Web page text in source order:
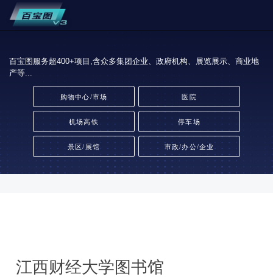
百宝图服务超400+项目,含众多集团企业、政府机构、展览展示、商业地
产等...
购物中心/市场 医院
机场高铁 停车场
景区/展馆 市政/办公/企业
江西财经大学图书馆